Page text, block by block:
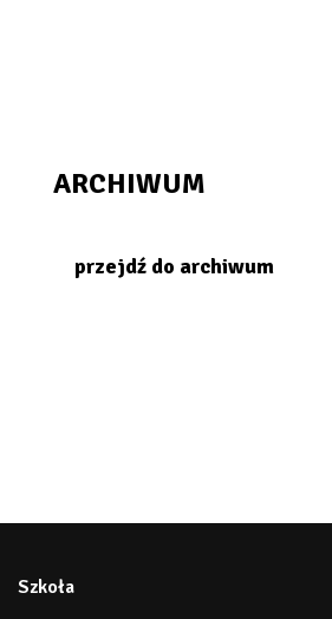
ARCHIWUM
przejdź do archiwum
Szkoła